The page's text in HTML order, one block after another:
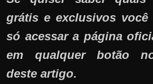
grátis e exclusivos você
só acessar a página
em qualquer botão
deste artigo.